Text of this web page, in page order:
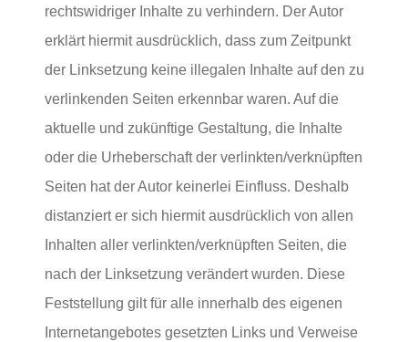
rechtswidriger Inhalte zu verhindern. Der Autor
erklärt hiermit ausdrücklich, dass zum Zeitpunkt
der Linksetzung keine illegalen Inhalte auf den zu
verlinkenden Seiten erkennbar waren. Auf die
aktuelle und zukünftige Gestaltung, die Inhalte
oder die Urheberschaft der verlinkten/verknüpften
Seiten hat der Autor keinerlei Einfluss. Deshalb
distanziert er sich hiermit ausdrücklich von allen
Inhalten aller verlinkten/verknüpften Seiten, die
nach der Linksetzung verändert wurden. Diese
Feststellung gilt für alle innerhalb des eigenen
Internetangebotes gesetzten Links und Verweise